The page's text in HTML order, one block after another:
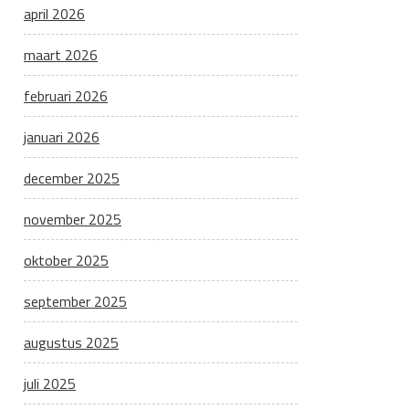
april 2026
maart 2026
februari 2026
januari 2026
december 2025
november 2025
oktober 2025
september 2025
augustus 2025
juli 2025